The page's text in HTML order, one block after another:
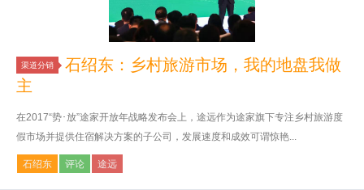
渠道分销
石绍东：乡村旅游市场，我的地盘我做
主
在2017“势･放”途家开放年战略发布会上，途远作为途家旗下专注乡村旅游度
假市场并提供住宿解决方案的子公司，发展速度和成效可谓惊艳...
石绍东 评论 途远